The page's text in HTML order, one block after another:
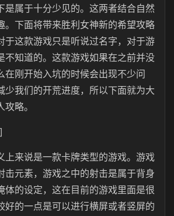
是属于十分少见的。这两者结合自然
。下面将带来胜利女神新的希望攻略
于这款游戏只是听说过名字，对于游
不知道的。这款游戏如果在之前并没
在刚开始入坑的时候会出现不少问
少我们的开荒进度，所以下面就为大
略。
上来说是一款卡牌类型的游戏。游戏
击元素，游戏之中的射击是属于背身
体的设定，这在目前的游戏里面是很
好的一点是可以进行横屏或者竖屏的